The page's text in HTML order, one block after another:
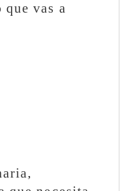
vas a